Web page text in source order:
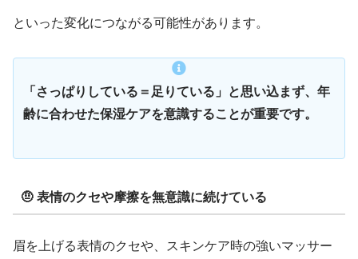
といった変化につながる可能性があります。
「さっぱりしている＝足りている」と思い込まず、年
齢に合わせた保湿ケアを意識することが重要です。
🤨 表情のクセや摩擦を無意識に続けている
眉を上げる表情のクセや、スキンケア時の強いマッサー